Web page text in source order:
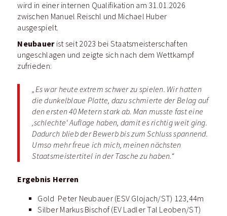
wird in einer internen Qualifikation am 31.01.2026
zwischen Manuel Reischl und Michael Huber
ausgespielt.
Neubauerist seit 2023 bei Staatsmeisterschaften
ungeschlagen und zeigte sich nach dem Wettkampf
zufrieden:
„Es war heute extrem schwer zu spielen. Wir hatten
die dunkelblaue Platte, dazu schmierte der Belag auf
den ersten 40 Metern stark ab. Man musste fast eine
‚schlechte‘ Auflage haben, damit es richtig weit ging.
Dadurch blieb der Bewerb bis zum Schluss spannend.
Umso mehr freue ich mich, meinen nächsten
Staatsmeistertitel in der Tasche zu haben.“
Ergebnis Herren
Gold Peter Neubauer (ESV Glojach/ST) 123,44m
Silber Markus Bischof (EV Ladler Tal Leoben/ST)